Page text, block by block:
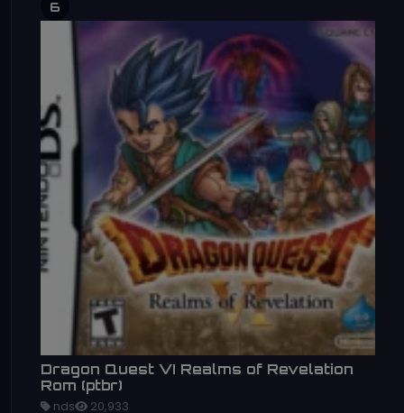
6
Dragon Quest VI Realms of Revelation
Rom (ptbr)
nds 20,933